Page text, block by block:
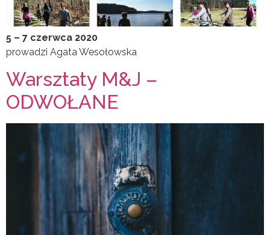
5 – 7 czerwca 2020
prowadzi Agata Wesołowska
Warsztaty M&J –
ODWOŁANE